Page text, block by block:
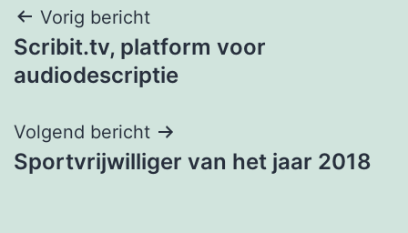
Berichtnavigatie
Vorig bericht
Scribit.tv, platform voor
audiodescriptie
Volgend bericht
Sportvrijwilliger van het jaar 2018